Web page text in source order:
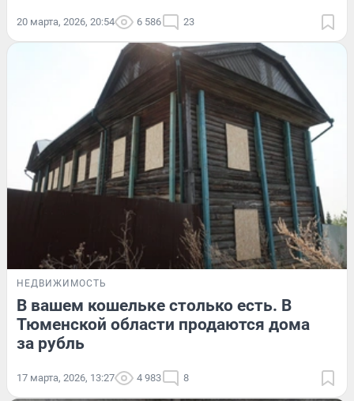
20 марта, 2026, 20:54 6 586 23
НЕДВИЖИМОСТЬ
В вашем кошельке столько есть. В
Тюменской области продаются дома
за рубль
17 марта, 2026, 13:27 4 983 8